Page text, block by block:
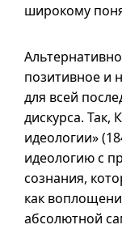
широкому
позитивное и
для всей
дискурса. Так,
идеологии» (
идеологию с
сознания,
как
абсолютной